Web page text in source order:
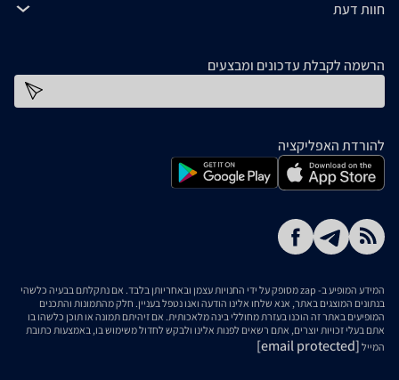
חוות דעת
הרשמה לקבלת עדכונים ומבצעים
להורדת האפליקציה
המידע המופיע ב- zap מסופק על ידי החנויות עצמן ובאחריותן בלבד. אם נתקלתם בבעיה כלשהי
בנתונים המוצגים באתר, אנא שלחו אלינו הודעה ואנו נטפל בעניין. חלק מהתמונות והתכנים
המופיעים באתר זה הוכנו בעזרת מחוללי בינה מלאכותית. אם זיהיתם תמונה או תוכן כלשהו בו
אתם בעלי זכויות יוצרים, אתם רשאים לפנות אלינו ולבקש לחדול משימוש בו, באמצעות כתובת
המייל [email protected]